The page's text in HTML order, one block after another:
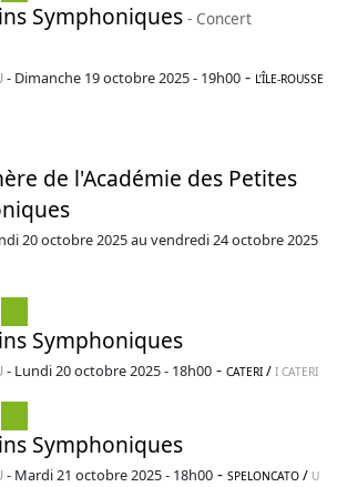
Symphoniques - Concert
- Dimanche 19 octobre 2025 - 19h00 - L’ÎLE-ROUSSE
de l'Académie des Petites
20 octobre 2025 au vendredi 24 octobre 2025
Symphoniques
- Lundi 20 octobre 2025 - 18h00 - CATERI / I CATERI
Symphoniques
- Mardi 21 octobre 2025 - 18h00 - SPELONCATO / U